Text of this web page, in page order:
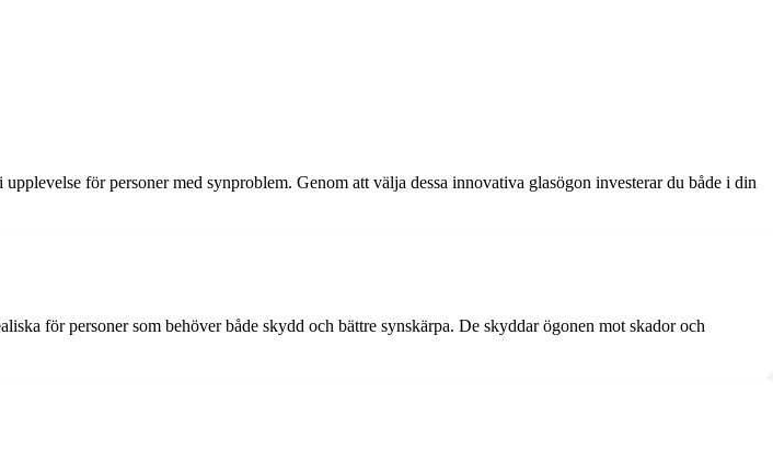
för personer med synproblem. Genom att välja dessa innovativa glasögon investerar du både i din
för personer som behöver både skydd och bättre synskärpa. De skyddar ögonen mot skador och